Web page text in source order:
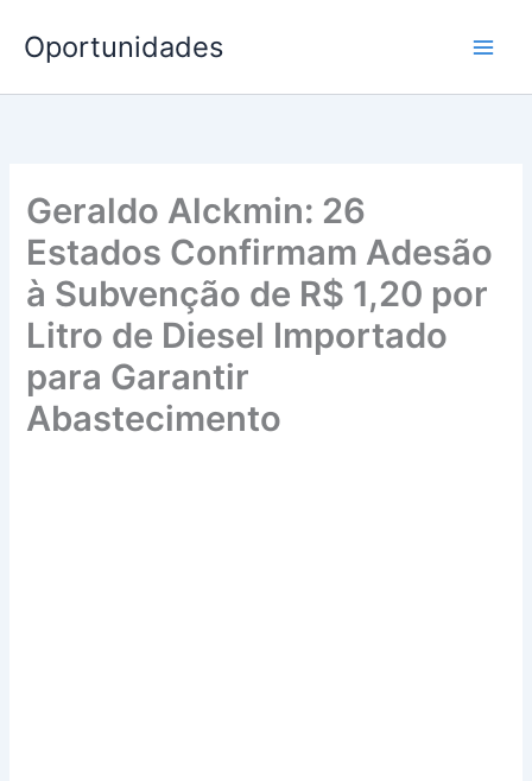
para
conteúdo
Oportunidades
Geraldo Alckmin: 26
Estados Confirmam Adesão
à Subvenção de R$ 1,20 por
Litro de Diesel Importado
para Garantir
Abastecimento